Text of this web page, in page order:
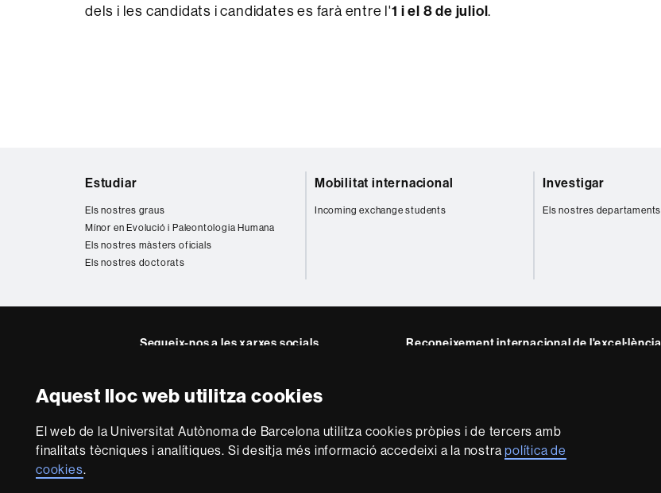
Aquest lloc web utilitza cookies
El web de la Universitat Autònoma de Barcelona utilitza cookies pròpies i de tercers amb
finalitats tècniques i analítiques. Si desitja més informació accedeixi a la nostrapolítica de
cookies.
dels i les candidats i candidates es farà entre l'1 i el 8 de juliol.
Estudiar
Els nostres graus
Mínor en Evolució i Paleontologia Humana
Els nostres màsters oficials
Els nostres doctorats
Mobilitat internacional
Incoming exchange students
Investigar
Els nostres departaments
Segueix-nos a les xarxes socials Reconeixement internacional de l'excel·lència
Sobre
aquest
web
Sobre el web Accessibilitat web